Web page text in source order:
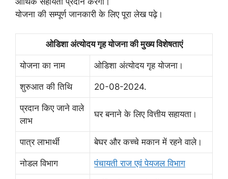
योजना की सम्पूर्ण जानकारी के लिए पूरा लेख पढ़े।
ओडिशा अंत्योदय गृह योजना की मुख्य विशेषताएं
योजना का नाम ओडिशा अंत्योदय गृह योजना।
शुरुआत की तिथि 20-08-2024.
प्रदान किए जाने वाले
लाभ
घर बनाने के लिए वित्तीय सहायता।
पात्र लाभार्थी बेघर और कच्चे मकान में रहने वाले।
नोडल विभाग पंचायती राज एवं पेयजल विभाग